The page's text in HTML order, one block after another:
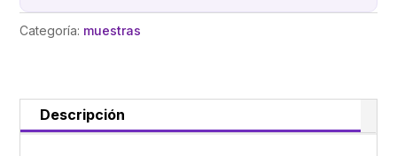
Categoría: muestras
Descripción